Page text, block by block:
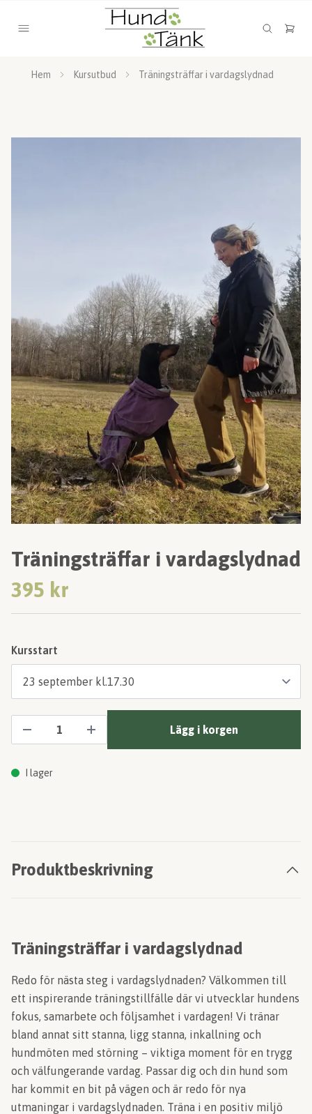
Hem Kursutbud Träningsträffar i vardagslydnad
Träningsträffar i vardagslydnad
395 kr
Kursstart
Lägg i korgen
I lager
Produktbeskrivning
Träningsträffar i vardagslydnad
Redo för nästa steg i vardagslydnaden? Välkommen till
ett inspirerande träningstillfälle där vi utvecklar hundens
fokus, samarbete och följsamhet i vardagen! Vi tränar
bland annat sitt stanna, ligg stanna, inkallning och
hundmöten med störning – viktiga moment för en trygg
och välfungerande vardag. Passar dig och din hund som
har kommit en bit på vägen och är redo för nya
utmaningar i vardagslydnaden. Träna i en positiv miljö